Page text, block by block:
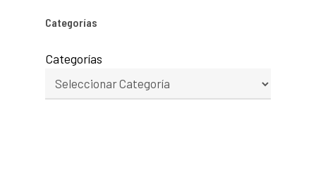
Categorías
Categorías